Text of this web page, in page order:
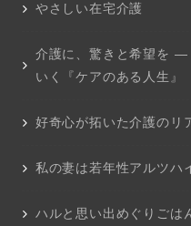
やさしい在宅介護
介護に、驚きと希望を ―
いく『ケアのある人生』
好奇心が拓いた介護のリ
私の妻は若年性アルツハ
ハルと思い出めぐりごは